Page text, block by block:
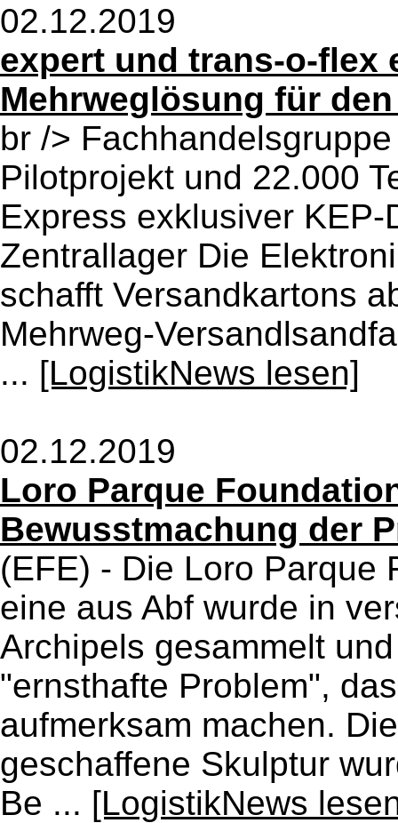
02.12.2019
expert und trans-o-flex
Mehrweglösung für
br />
Pilotprojekt und 22.000
Express exklusiver
Zentrallager Die
schafft Versandkartons
Mehrweg-
... [LogistikNews lesen]
02.12.2019
Loro Parque
Bewusstmachung der
(EFE) - Die Loro Parque
eine aus Abf wurde in
Archipels gesammelt
"ernsthafte Problem",
aufmerksam machen.
geschaffene Skulptur
Be ... [LogistikNews